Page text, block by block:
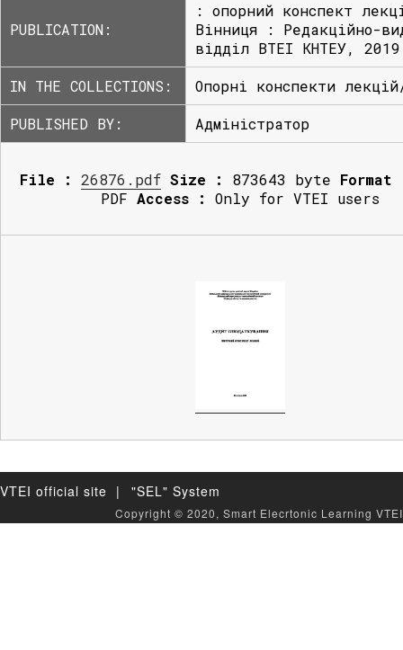
PUBLICATION:
: опорний конспект
Вінниця : Редакційно-
відділ ВТЕІ КНТЕУ,
IN THE COLLECTIONS:
Опорні конспекти
PUBLISHED BY:
Адміністратор
File : 26876.pdf Size : 873643 byte Format
PDF Access : Only for VTEI users
VTEI official site | "SEL" System
Copyright © 2020, Smart Elecrtonic Learning VTEI